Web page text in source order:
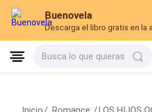
Buenovela
Descarga el libro gratis en la
Busca lo que quieras